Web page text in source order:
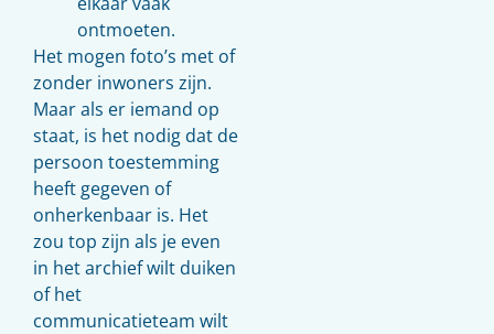
ontmoeten.
Het mogen foto’s met of
zonder inwoners zijn.
Maar als er iemand op
staat, is het nodig dat de
persoon toestemming
heeft gegeven of
onherkenbaar is. Het
zou top zijn als je even
in het archief wilt duiken
of het
communicatieteam wilt